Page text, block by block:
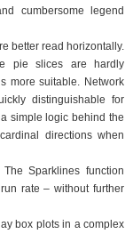
cumbersome legend
better read horizontally.
pie slices are hardly
more suitable. Network
distinguishable for
simple logic behind the
directions when
Sparklines function
rate – without further
box plots in a complex